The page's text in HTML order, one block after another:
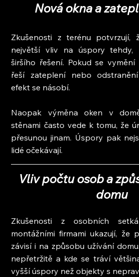
Nová okna a
Zkušenosti z terénu potvrzují,
největší vliv na úspory tehdy,
širšího řešení. Pokud se
řeší zateplení nebo
efekt se násobí.
Naopak výměna oken v
stěnami často vede k tomu, že
přesunou jinam. Úspory pak
lidé očekávají.
Vliv počtu osob a
domu
Zkušenosti z osobních
montážními firmami ukazují, že
závisí i na způsobu užívání
nepřetržitě a kde se tráví
vyšší úspory než objekty s